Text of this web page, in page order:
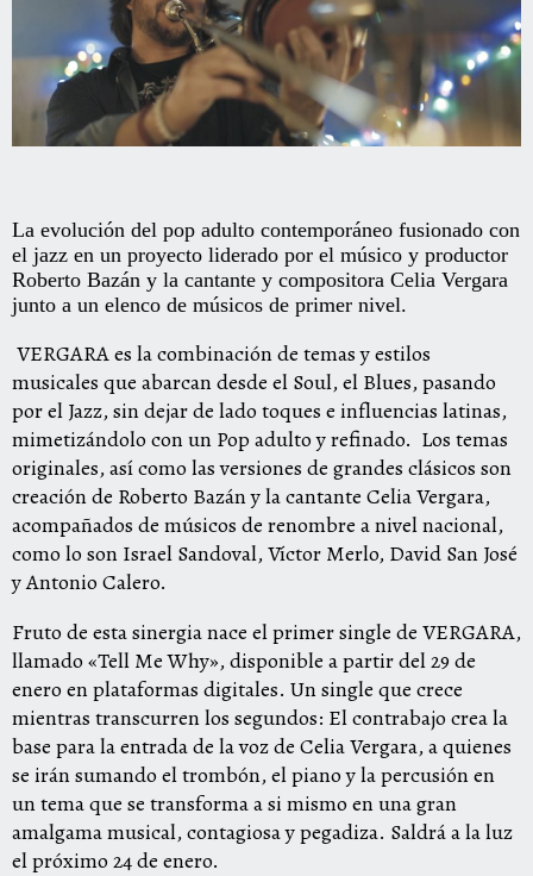
La evolución del pop adulto contemporáneo fusionado con
el jazz en un proyecto liderado por el músico y productor
Roberto Bazán y la cantante y compositora Celia Vergara
junto a un elenco de músicos de primer nivel.
VERGARA es la combinación de temas y estilos
musicales que abarcan desde el Soul, el Blues, pasando
por el Jazz, sin dejar de lado toques e influencias latinas,
mimetizándolo con un Pop adulto y refinado. Los temas
originales, así como las versiones de grandes clásicos son
creación de Roberto Bazán y la cantante Celia Vergara,
acompañados de músicos de renombre a nivel nacional,
como lo son Israel Sandoval, Víctor Merlo, David San José
y Antonio Calero.
Fruto de esta sinergia nace el primer single de VERGARA,
llamado «Tell Me Why», disponible a partir del 29 de
enero en plataformas digitales. Un single que crece
mientras transcurren los segundos: El contrabajo crea la
base para la entrada de la voz de Celia Vergara, a quienes
se irán sumando el trombón, el piano y la percusión en
un tema que se transforma a si mismo en una gran
amalgama musical, contagiosa y pegadiza. Saldrá a la luz
el próximo 24 de enero.